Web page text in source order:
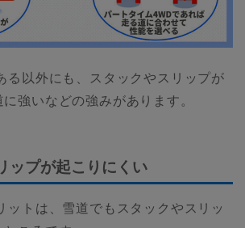
る以外にも、スタックやスリップが
強いなどの強みがあります。
ップが起こりにくい
ットは、雪道でもスタックやスリッ